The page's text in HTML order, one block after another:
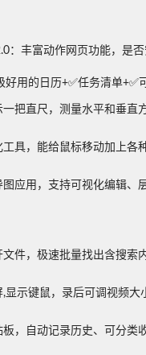
：丰富动作网页功能，是
好用的日历+✅任务清单+✅
把直尺，测量水平和垂直
工具，能给鼠标移动加上各
应用，支持可视化编辑、
文件，极速批量找出含搜索
,显示键鼠，录后可调视频大
，自动记录历史、可分类